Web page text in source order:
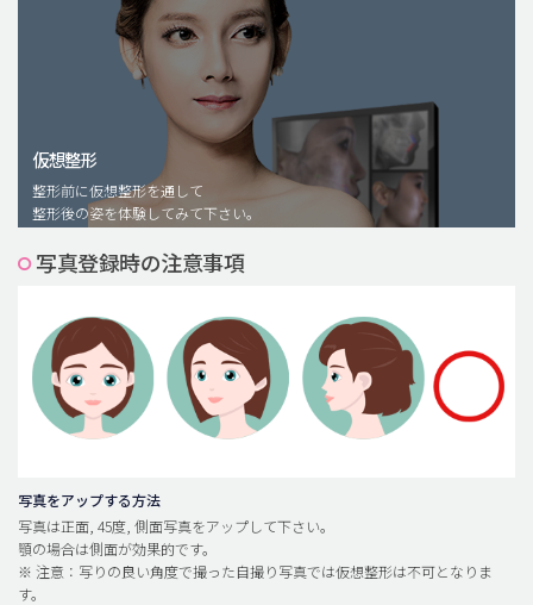
脂肪注入(アンチエイジング)
豊胸手術・バストアップ
プチ整形
メンズ整形
idリアルストーリー
idニュース
安全整形
料金一覧
ご相談のお問い合わせ
仮想整形
整形前に仮想整形を通して
整形後の姿を体験してみて下さい。
写真登録時の注意事項
写真をアップする方法
写真は正面, 45度, 側面写真をアップして下さい。
顎の場合は側面が効果的です。
※ 注意：写りの良い角度で撮った自撮り写真では仮想整形は不可となりま
す。